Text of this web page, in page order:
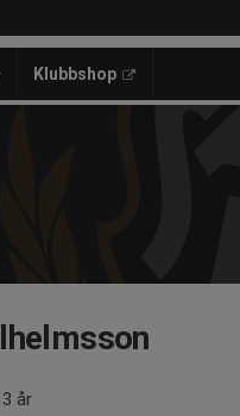
Klubbshop
år